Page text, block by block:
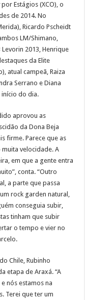
Estágios (XCO), o
de 2014. No
Ricardo Pscheidt
LM/Shimano,
2013, Henrique
da Elite
atual campeã, Raiza
Serrano e Diana
do dia.
aprovou as
da Dona Beja
firme. Parece que as
velocidade. A
em que a gente entra
conta. “Outro
a parte que passa
rock garden natural,
conseguia subir,
tinham que subir
o tempo e vier no
Chile, Rubinho
etapa de Araxá. “A
nós estamos na
Terei que ter um